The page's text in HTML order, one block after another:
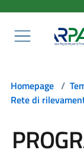
Homepage /
Rete di